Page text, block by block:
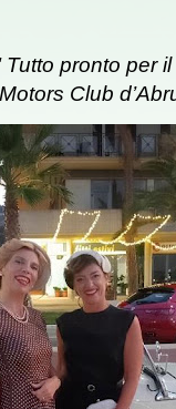
pronto per
Club